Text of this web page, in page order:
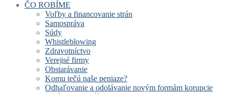
ČO ROBÍME
Voľby a financovanie strán
Samospráva
Súdy
Whistleblowing
Zdravotníctvo
Verejné firmy
Obstarávanie
Komu tečú naše peniaze?
Odhaľovanie a odolávanie novým formám korupcie